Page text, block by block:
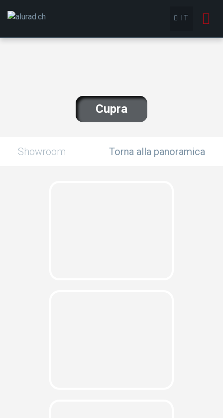
IT
Cupra
Showroom Torna alla panoramica